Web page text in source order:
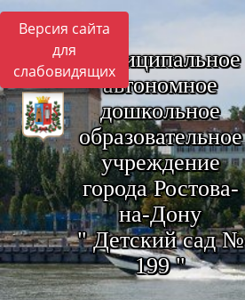
Версия сайта
для
слабовидящихМуниципальное
автономное
дошкольное
образовательное
учреждение
города Ростова-
на-Дону
" Детский сад №
199 "